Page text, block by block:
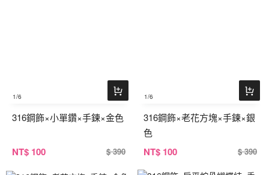
1/6
316鋼飾×小單鑽×手鍊×金色
NT$ 100 $ 390
1/6
316鋼飾×老花方塊×手鍊×銀
色
NT$ 100 $ 390